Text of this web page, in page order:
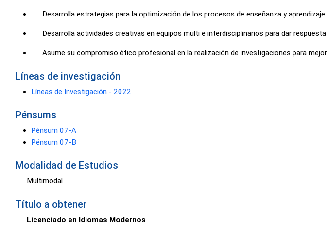
Desarrolla estrategias para la optimización de los procesos de enseñanza y
Desarrolla actividades creativas en equipos multi e interdisciplinarios para dar
Asume su compromiso ético profesional en la realización de investigaciones para
Líneas de investigación
Líneas de Investigación - 2022
Pénsums
Pénsum 07-A
Pénsum 07-B
Modalidad de Estudios
Multimodal
Título a obtener
Licenciado en Idiomas Modernos